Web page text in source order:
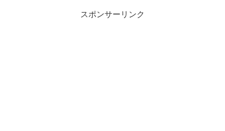
スポンサーリンク